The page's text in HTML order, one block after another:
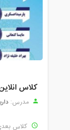
کلاس
مدرس:
کلاس